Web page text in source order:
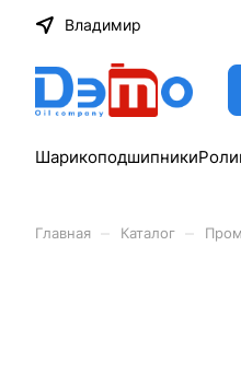
Владимир
Шарикоподшипники
Главная Каталог